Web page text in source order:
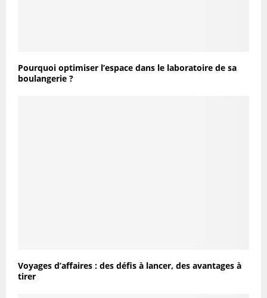
Pourquoi optimiser l’espace dans le laboratoire de sa
boulangerie ?
Voyages d’affaires : des défis à lancer, des avantages à
tirer